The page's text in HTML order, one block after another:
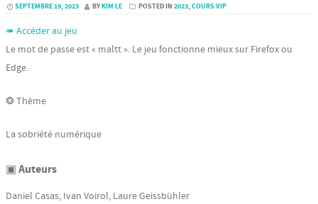
SEPTEMBRE 19, 2023 BYKIM LE POSTED IN 2023,COURS VIP
➠ Accéder au jeu
Le mot de passe est « maltt ». Le jeu fonctionne mieux sur Firefox ou
Edge.
❂ Thème
La sobriété numérique
▣ Auteurs
Daniel Casas, Ivan Voirol, Laure Geissbühler